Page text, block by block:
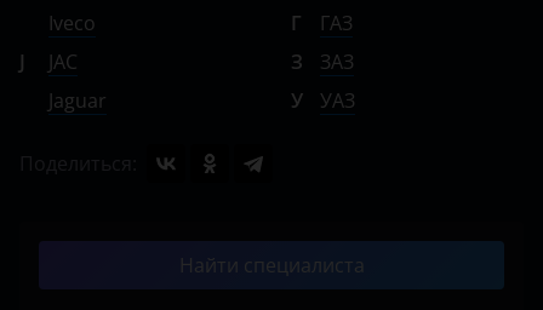
Iveco
J
JAC
Jaguar
Г
ГАЗ
З
ЗАЗ
У
УАЗ
Найти специалиста